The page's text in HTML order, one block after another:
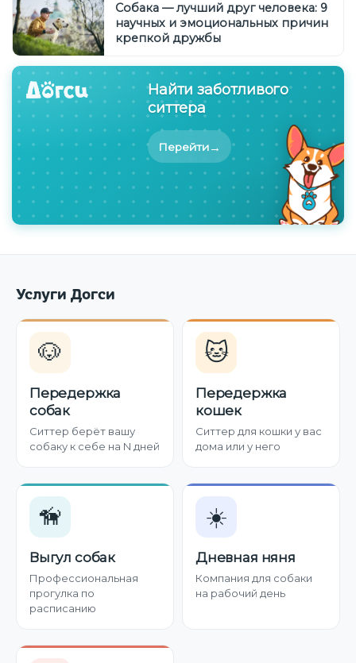
Собака — лучший друг человека: 9
научных и эмоциональных причин
крепкой дружбы
Найти заботливого
ситтера
Перейти→
Услуги Догси
🐶
Передержка
собак
Ситтер берёт вашу
собаку к себе на N дней
🐱
Передержка
кошек
Ситтер для кошки у вас
дома или у него
🦮
Выгул собак
Профессиональная
прогулка по
расписанию
☀️
Дневная няня
Компания для собаки
на рабочий день